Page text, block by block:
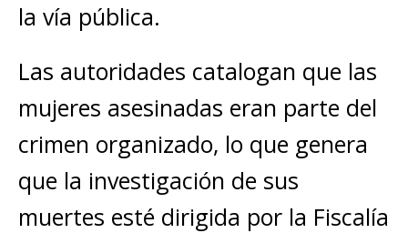
la vía pública.
Las autoridades catalogan que las
mujeres asesinadas eran parte del
crimen organizado, lo que genera
que la investigación de sus
muertes esté dirigida por la Fiscalía